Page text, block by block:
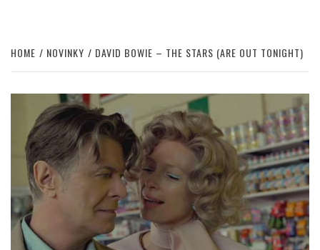
HOME NOVINKY DAVID BOWIE – THE STARS (ARE OUT TONIGHT)